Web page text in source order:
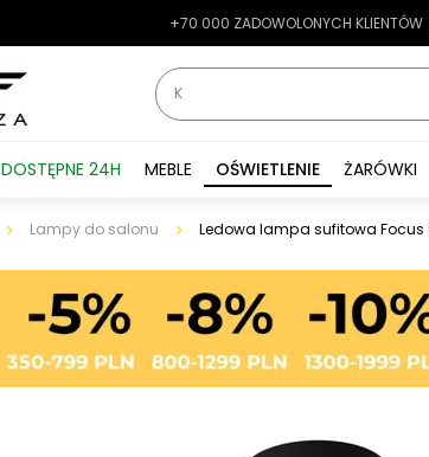
-7%
+70 000 ZADOWOLONYCH KLIENTÓW
|
DOSTĘPNE 24H MEBLE OŚWIETLENIE ŻARÓWKI
Lampy do salonu Ledowa lampa sufitowa Focus